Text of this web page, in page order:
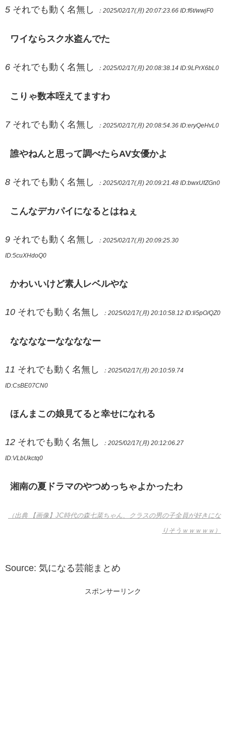
5 それでも動く名無し ：2025/02/17(月) 20:07:23.66 ID:f6t/wwjF0
ワイならスク水盗んでた
6 それでも動く名無し ：2025/02/17(月) 20:08:38.14 ID:9LPrX6bL0
こりゃ数本咥えてますわ
7 それでも動く名無し ：2025/02/17(月) 20:08:54.36 ID:eryQeHvL0
誰やねんと思って調べたらAV女優かよ
8 それでも動く名無し ：2025/02/17(月) 20:09:21.48 ID:bwxUfZGn0
こんなデカパイになるとはねぇ
9 それでも動く名無し ：2025/02/17(月) 20:09:25.30
ID:5cuXHdoQ0
かわいいけど素人レベルやな
10 それでも動く名無し ：2025/02/17(月) 20:10:58.12 ID:Ii5pO/QZ0
ななななーななななー
11 それでも動く名無し ：2025/02/17(月) 20:10:59.74
ID:CsBE07CN0
ほんまこの娘見てると幸せになれる
12 それでも動く名無し ：2025/02/17(月) 20:12:06.27
ID:VLbUkctq0
湘南の夏ドラマのやつめっちゃよかったわ
（出典 【画像】JC時代の森七菜ちゃん、クラスの男の子全員が好きにな
りそうｗｗｗｗｗ）
Source: 気になる芸能まとめ
スポンサーリンク